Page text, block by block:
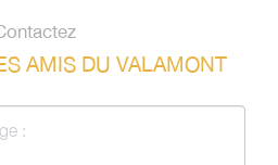
AMIS DU VALAMONT